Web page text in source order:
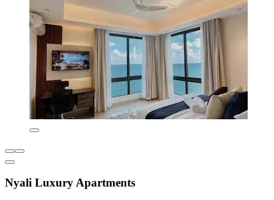
Nyali Luxury Apartments